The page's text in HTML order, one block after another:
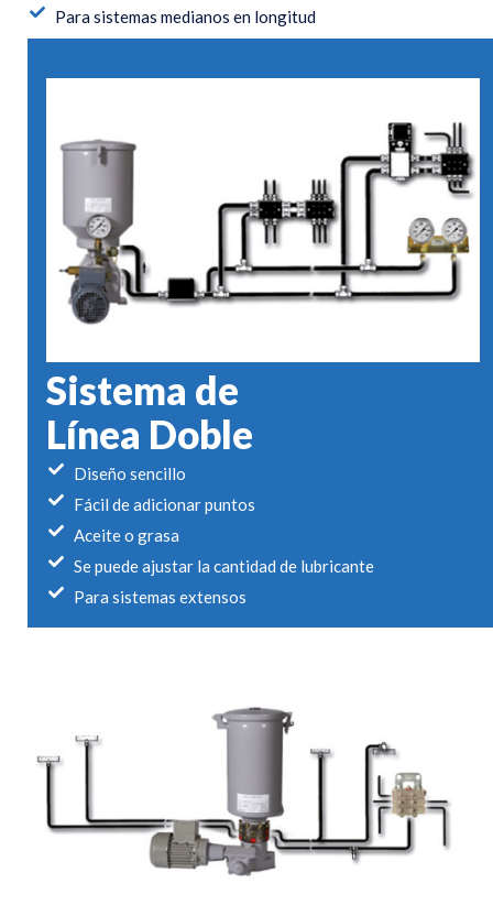
Para sistemas medianos en longitud
Sistema de
Línea Doble
Diseño sencillo
Fácil de adicionar puntos
Aceite o grasa
Se puede ajustar la cantidad de lubricante
Para sistemas extensos